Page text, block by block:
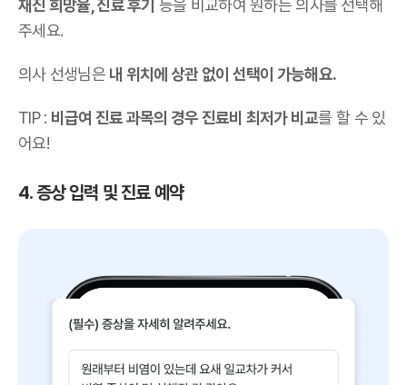
재진 희망율, 진료 후기 등을 비교하여 원하는 의사를 선택해
주세요.
의사 선생님은 내 위치에 상관 없이 선택이 가능해요.
TIP : 비급여 진료 과목의 경우 진료비 최저가 비교를 할 수 있
어요!
4. 증상 입력 및 진료 예약